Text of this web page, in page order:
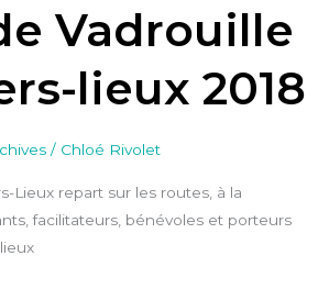
Vadrouille
lieux 2018
/ Chloé Rivolet
Lieux repart sur les routes, à la
facilitateurs, bénévoles et porteurs